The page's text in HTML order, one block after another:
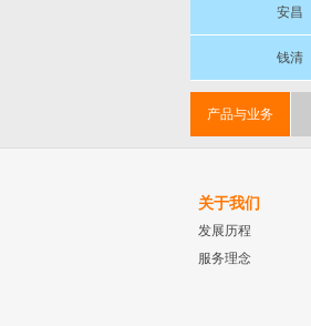
安昌
钱清
产品与业务
关于我们
发展历程
服务理念